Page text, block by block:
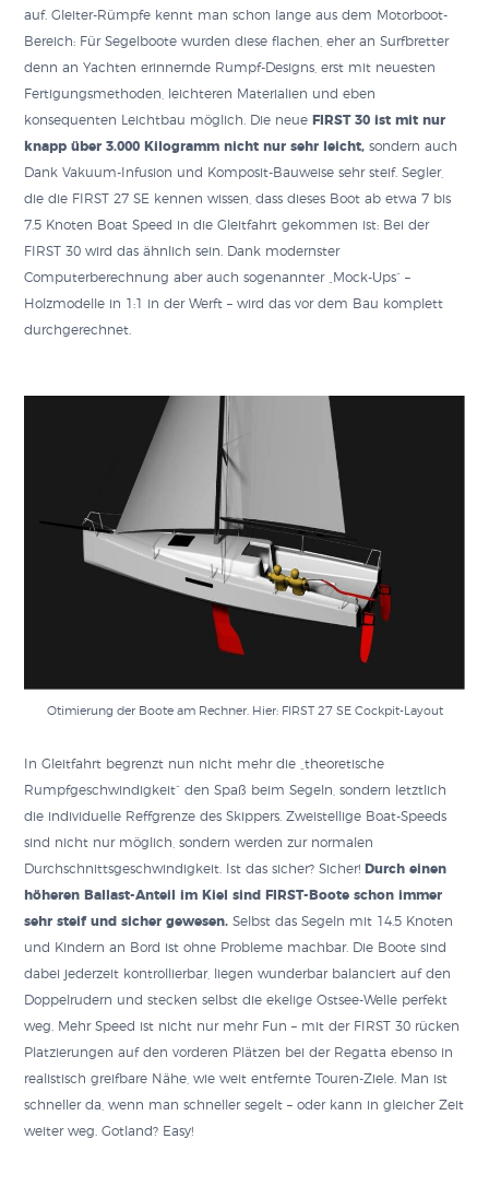
auf. Gleiter-Rümpfe kennt man schon lange aus dem Motorboot-
Bereich: Für Segelboote wurden diese flachen, eher an Surfbretter
denn an Yachten erinnernde Rumpf-Designs, erst mit neuesten
Fertigungsmethoden, leichteren Materialien und eben
konsequenten Leichtbau möglich. Die neue FIRST 30 ist mit nur
knapp über 3.000 Kilogramm nicht nur sehr leicht,sondern auch
Dank Vakuum-Infusion und Komposit-Bauweise sehr steif. Segler,
die die FIRST 27 SE kennen wissen, dass dieses Boot ab etwa 7 bis
7.5 Knoten Boat Speed in die Gleitfahrt gekommen ist: Bei der
FIRST 30 wird das ähnlich sein. Dank modernster
Computerberechnung aber auch sogenannter „Mock-Ups“ –
Holzmodelle in 1:1 in der Werft – wird das vor dem Bau komplett
durchgerechnet.
Otimierung der Boote am Rechner. Hier: FIRST 27 SE Cockpit-Layout
In Gleitfahrt begrenzt nun nicht mehr die „theoretische
Rumpfgeschwindigkeit“ den Spaß beim Segeln, sondern letztlich
die individuelle Reffgrenze des Skippers. Zweistellige Boat-Speeds
sind nicht nur möglich, sondern werden zur normalen
Durchschnittsgeschwindigkeit. Ist das sicher? Sicher! Durch einen
höheren Ballast-Anteil im Kiel sind FIRST-Boote schon immer
sehr steif und sicher gewesen. Selbst das Segeln mit 14.5 Knoten
und Kindern an Bord ist ohne Probleme machbar. Die Boote sind
dabei jederzeit kontrollierbar, liegen wunderbar balanciert auf den
Doppelrudern und stecken selbst die ekelige Ostsee-Welle perfekt
weg. Mehr Speed ist nicht nur mehr Fun – mit der FIRST 30 rücken
Platzierungen auf den vorderen Plätzen bei der Regatta ebenso in
realistisch greifbare Nähe, wie weit entfernte Touren-Ziele. Man ist
schneller da, wenn man schneller segelt – oder kann in gleicher Zeit
weiter weg. Gotland? Easy!